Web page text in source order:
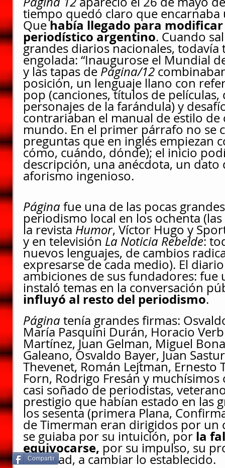
tiempo quedó claro que
Que había llegado para
periodístico argentino. Cuando
grandes diarios nacionales,
engolada: “Inaugurose el Mundial
y las tapas de Página/12
posición, un lenguaje llano con
pop (canciones, títulos de
personajes de la farándula) y
contrariaban el manual de estilo
mundo. En el primer párrafo no se
preguntas que en inglés empiezan
cómo, cuándo, dónde); el inicio
descripción, una anécdota, un
aforismo ingenioso.
Página fue una de las pocas
periodismo local en los ochenta
la revista Humor, Víctor Hugo y
y en televisión La Noticia Rebelde:
nuevos lenguajes, de cambios
expresarse de cada medio). El
ambiciones de sus fundadores: fue
instaló temas en la conversación
influyó al resto del periodismo.
Página tenía grandes firmas:
María Pasquini Durán, Horacio
Martínez, Juan Gelman, Miguel
Galeano, Osvaldo Bayer, Juan
Thevenet, Román Lejtman, Ernesto
Forn, Rodrigo Fresán y
casi soñado de periodistas,
prestigio que habían estado en las
los sesenta (primera Plana,
de Timerman eran dirigidos por un
se guiaba por su intuición, por la
equivocarse, por su impulso, su
novedad, a cambiar lo establecido.
Compartir